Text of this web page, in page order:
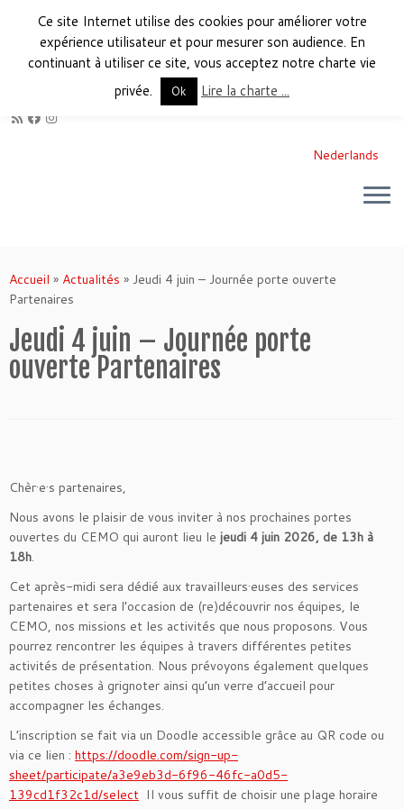
Nederlands
Accueil » Actualités » Jeudi 4 juin – Journée porte ouverte
Partenaires
Jeudi 4 juin – Journée porte
ouverte Partenaires
Chèr·e·s partenaires,
Nous avons le plaisir de vous inviter à nos prochaines portes
ouvertes du CEMO qui auront lieu le jeudi 4 juin 2026, de 13h à
18h.
Cet après-midi sera dédié aux travailleurs·euses des services
partenaires et sera l’occasion de (re)découvrir nos équipes, le
CEMO, nos missions et les activités que nous proposons. Vous
pourrez rencontrer les équipes à travers différentes petites
activités de présentation. Nous prévoyons également quelques
petites choses à grignoter ainsi qu’un verre d’accueil pour
accompagner les échanges.
L’inscription se fait via un Doodle accessible grâce au QR code ou
via ce lien : https://doodle.com/sign-up-
sheet/participate/a3e9eb3d-6f96-46fc-a0d5-
139cd1f32c1d/select Il vous suffit de choisir une plage horaire
Ce site Internet utilise des cookies pour améliorer votre
expérience utilisateur et pour mesurer son audience. En
continuant à utiliser ce site, vous acceptez notre charte vie
privée.
Ok Lire la charte ...